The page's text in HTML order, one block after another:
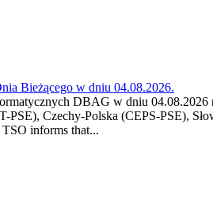
Bieżącego w dniu 04.08.2026.
DBAG w dniu
Czechy-Polska (CEPS-PSE),
informs that...